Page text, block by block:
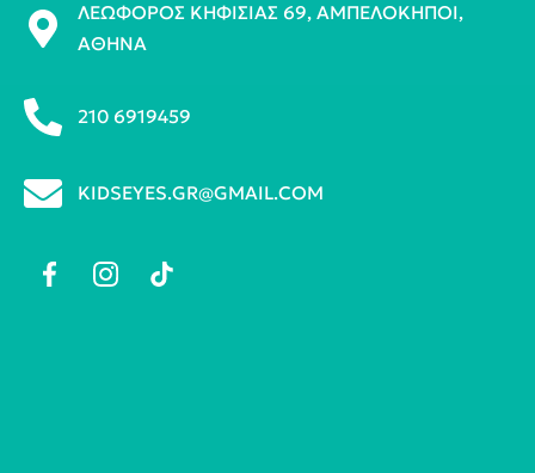
ΛΕΩΦΌΡΟΣ ΚΗΦΙΣΊΑΣ 69, ΑΜΠΕΛΌΚΗΠΟΙ,
ΑΘΉΝΑ
210 6919459
KIDSEYES.GR@GMAIL.COM